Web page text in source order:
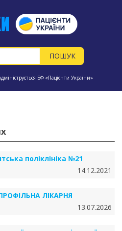
БФ «Пацієнти України»
поліклініка №21
14.12.2021
ЛІКАРНЯ
13.07.2026